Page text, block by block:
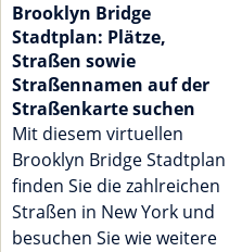
Brooklyn Bridge
Stadtplan: Plätze,
Straßen sowie
Straßennamen auf der
Straßenkarte suchen
Mit diesem virtuellen
Brooklyn Bridge Stadtplan
finden Sie die zahlreichen
Straßen in New York und
besuchen Sie wie weitere